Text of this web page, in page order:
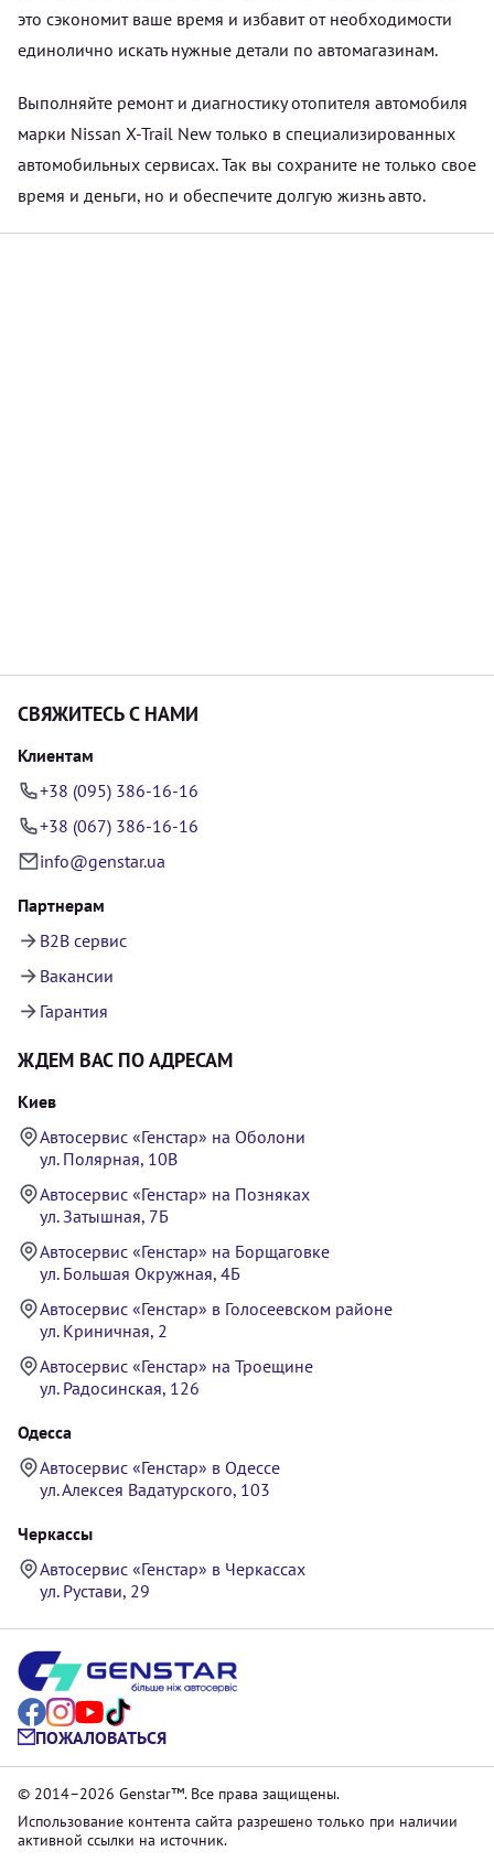
это сэкономит ваше время и избавит от необходимости
единолично искать нужные детали по автомагазинам.
Выполняйте ремонт и диагностику отопителя автомобиля
марки Nissan X-Trail New только в специализированных
автомобильных сервисах. Так вы сохраните не только свое
время и деньги, но и обеспечите долгую жизнь авто.
СВЯЖИТЕСЬ С НАМИ
Клиентам
+38 (095) 386-16-16
+38 (067) 386-16-16
info@genstar.ua
Партнерам
B2B сервис
Вакансии
Гарантия
ЖДЕМ ВАС ПО АДРЕСАМ
Киев
Автосервис «Генстар» на Оболони
ул. Полярная, 10В
Автосервис «Генстар» на Позняках
ул. Затышная, 7Б
Автосервис «Генстар» на Борщаговке
ул. Большая Окружная, 4Б
Автосервис «Генстар» в Голосеевском районе
ул. Криничная, 2
Автосервис «Генстар» на Троещине
ул. Радосинская, 126
Одесса
Автосервис «Генстар» в Одессе
ул. Алексея Вадатурского, 103
Черкассы
Автосервис «Генстар» в Черкассах
ул. Рустави, 29
ПОЖАЛОВАТЬСЯ
© 2014–2026 Genstar™. Все права защищены.
Использование контента сайта разрешено только при наличии
активной ссылки на источник.